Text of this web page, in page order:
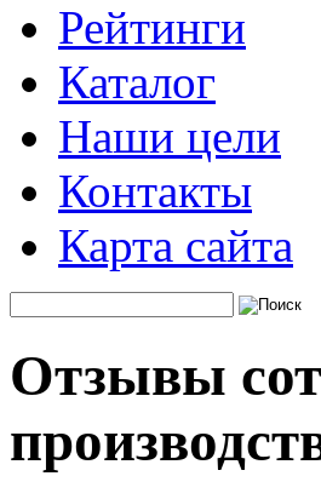
Рейтинги
Каталог
Наши цели
Контакты
Карта сайта
Отзывы